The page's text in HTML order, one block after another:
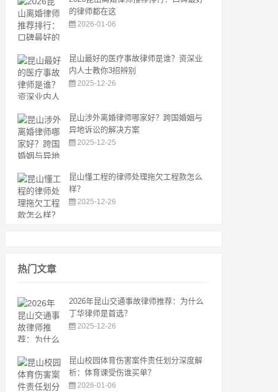
的律师都在这
2026-01-06
昆山最好的医疗事故律师是谁？资深业
内人士教你3招辨别
2025-12-26
昆山涉外离婚律师哪家好？跨国婚姻与
异地诉讼的解决方案
2025-12-25
昆山懂工程的律师处理拖欠工程款怎么
样？
2025-12-26
热门文章
2026年昆山交通事故律师推荐：为什么
丁华律师是首选？
2025-12-26
昆山校园体育伤害案件责任划分深度解
析：体育课受伤谁买单？
2026-01-06